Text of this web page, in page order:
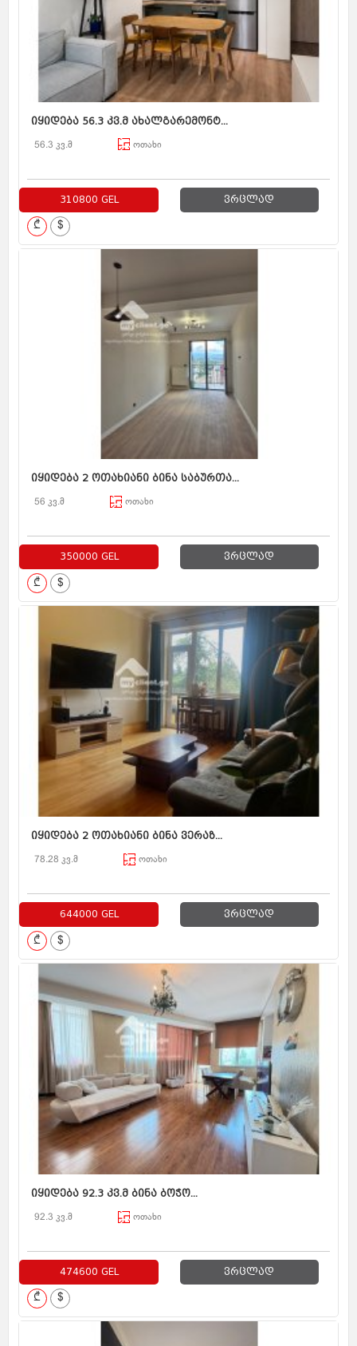
იყიდება 56.3 კვ.მ ახალგარემონტ...
56.3 კვ.მ ოთახი
310800 GEL ვრცლად
₾ $
იყიდება 2 ოთახიანი ბინა საბურთა...
56 კვ.მ ოთახი
350000 GEL ვრცლად
₾ $
იყიდება 2 ოთახიანი ბინა ვერაზ...
78.28 კვ.მ ოთახი
644000 GEL ვრცლად
₾ $
იყიდება 92.3 კვ.მ ბინა ბოჭო...
92.3 კვ.მ ოთახი
474600 GEL ვრცლად
₾ $